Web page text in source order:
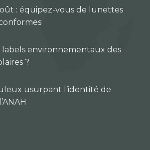
: équipez-vous de lunettes
environnementaux des
?
usurpant l’identité de